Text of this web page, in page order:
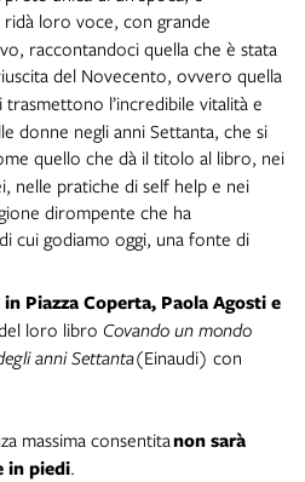
loro voce, con grande
raccontandoci quella che è stata
del Novecento, ovvero quella
trasmettono l’incredibile vitalità e
donne negli anni Settanta, che si
quello che dà il titolo al libro, nei
nelle pratiche di self help e nei
dirompente che ha
cui godiamo oggi, una fonte di
in Piazza Coperta, Paola Agosti e
loro libro Covando un mondo
anni Settanta(Einaudi) con
massima consentitanon sarà
in piedi.